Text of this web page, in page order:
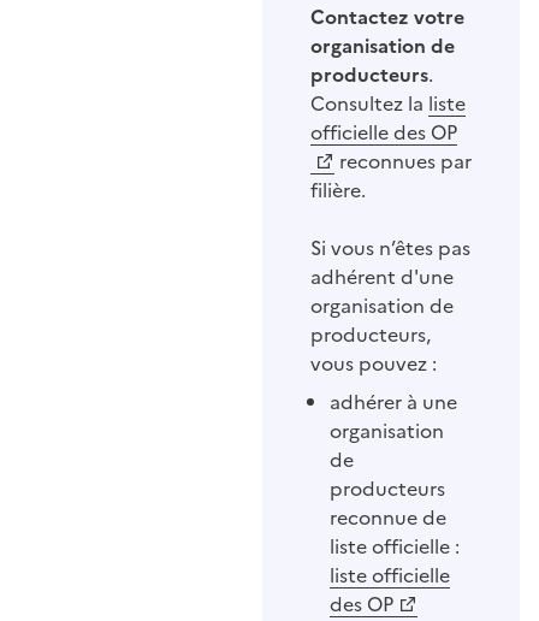
Contactez votre
organisation de
producteurs.
Consultez la liste
officielle des OP
reconnues par
filière.
Si vous n’êtes pas
adhérent d'une
organisation de
producteurs,
vous pouvez :
adhérer à une
organisation
de
producteurs
reconnue de
liste officielle :
liste officielle
des OP